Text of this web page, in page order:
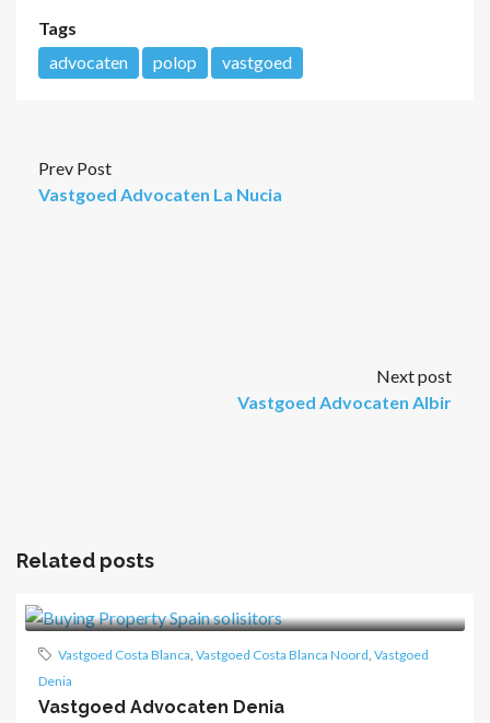
Tags
advocaten
polop vastgoed
Prev Post
Vastgoed Advocaten La Nucia
Next post
Vastgoed Advocaten Albir
Related posts
Vastgoed Costa Blanca Vastgoed Costa Blanca Noord Vastgoed
Denia
Vastgoed Advocaten Denia